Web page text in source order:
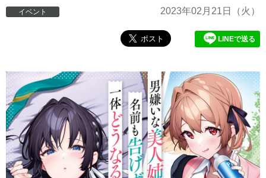
イベント 2023年02月21日 （火）
LINEで送る